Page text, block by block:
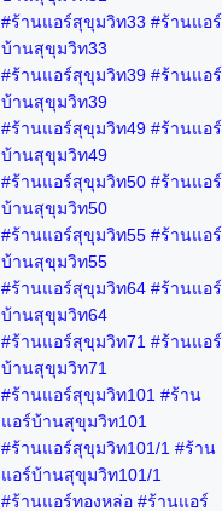
#ร้านแอร์สุขุมวิท33 #ร้านแอร์
บ้านสุขุมวิท33
#ร้านแอร์สุขุมวิท39 #ร้านแอร์
บ้านสุขุมวิท39
#ร้านแอร์สุขุมวิท49 #ร้านแอร์
บ้านสุขุมวิท49
#ร้านแอร์สุขุมวิท50 #ร้านแอร์
บ้านสุขุมวิท50
#ร้านแอร์สุขุมวิท55 #ร้านแอร์
บ้านสุขุมวิท55
#ร้านแอร์สุขุมวิท64 #ร้านแอร์
บ้านสุขุมวิท64
#ร้านแอร์สุขุมวิท71 #ร้านแอร์
บ้านสุขุมวิท71
#ร้านแอร์สุขุมวิท101 #ร้าน
แอร์บ้านสุขุมวิท101
#ร้านแอร์สุขุมวิท101/1 #ร้าน
แอร์บ้านสุขุมวิท101/1
#ร้านแอร์ทองหล่อ #ร้านแอร์